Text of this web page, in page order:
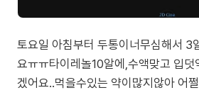
토요일 아침부터 두통이너무심해서 3
요ㅠㅠ타이레놀10알에,수액맞고 입덧
겠어요..먹을수있는 약이많지않아 어